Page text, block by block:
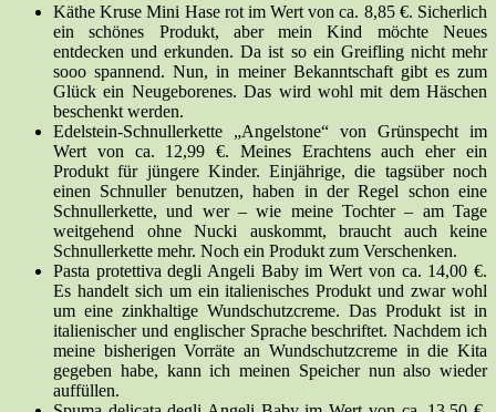
Käthe Kruse Mini Hase rot im Wert von ca. 8,85 €. Sicherlich
ein schönes Produkt, aber mein Kind möchte Neues
entdecken und erkunden. Da ist so ein Greifling nicht mehr
sooo spannend. Nun, in meiner Bekanntschaft gibt es zum
Glück ein Neugeborenes. Das wird wohl mit dem Häschen
beschenkt werden.
Edelstein-Schnullerkette „Angelstone“ von Grünspecht im
Wert von ca. 12,99 €. Meines Erachtens auch eher ein
Produkt für jüngere Kinder. Einjährige, die tagsüber noch
einen Schnuller benutzen, haben in der Regel schon eine
Schnullerkette, und wer – wie meine Tochter – am Tage
weitgehend ohne Nucki auskommt, braucht auch keine
Schnullerkette mehr. Noch ein Produkt zum Verschenken.
Pasta protettiva degli Angeli Baby im Wert von ca. 14,00 €.
Es handelt sich um ein italienisches Produkt und zwar wohl
um eine zinkhaltige Wundschutzcreme. Das Produkt ist in
italienischer und englischer Sprache beschriftet. Nachdem ich
meine bisherigen Vorräte an Wundschutzcreme in die Kita
gegeben habe, kann ich meinen Speicher nun also wieder
auffüllen.